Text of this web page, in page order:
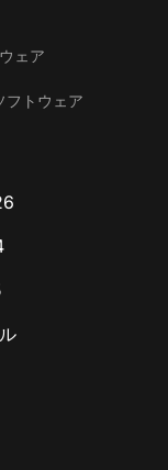
ェア
フトウェア